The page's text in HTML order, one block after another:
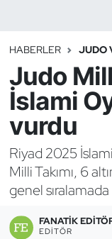
HABERLER JUDO
Judo
İslami
vurdu
Riyad 2025
Milli Takımı, 6
genel
FANATIK
EDITÖR
Binicilik
Bisiklet
Bocce
Boks
Briç